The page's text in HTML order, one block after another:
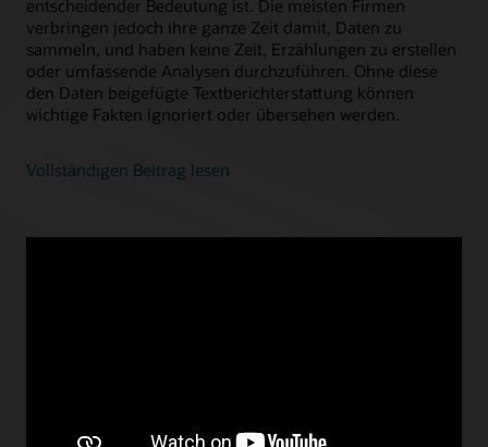
entscheidender Bedeutung ist. Die meisten Firmen
verbringen jedoch ihre ganze Zeit damit, Daten zu
sammeln, und haben keine Zeit, Erzählungen zu erstellen
oder umfassende Analysen durchzuführen. Ohne diese
den Daten beigefügte Textberichterstattung können
wichtige Fakten ignoriert oder übersehen werden.
Vollständigen Beitrag lesen
Workday